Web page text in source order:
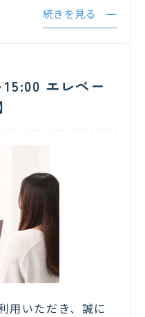
不便をおかけいた
続きを見る
15:00 エレベー
用いただき、誠に